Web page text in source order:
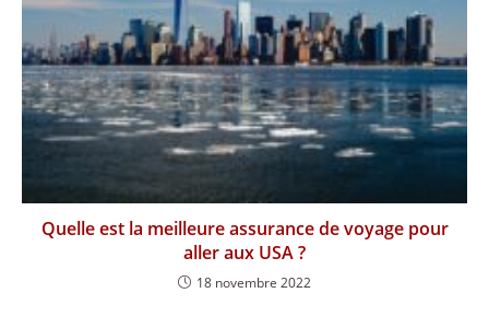
Quelle est la meilleure assurance de voyage pour
aller aux USA ?
18 novembre 2022